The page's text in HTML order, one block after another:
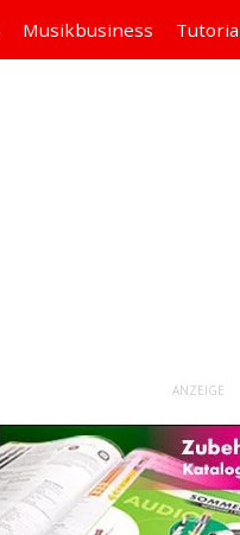
Musikbusiness
ANZEIGE